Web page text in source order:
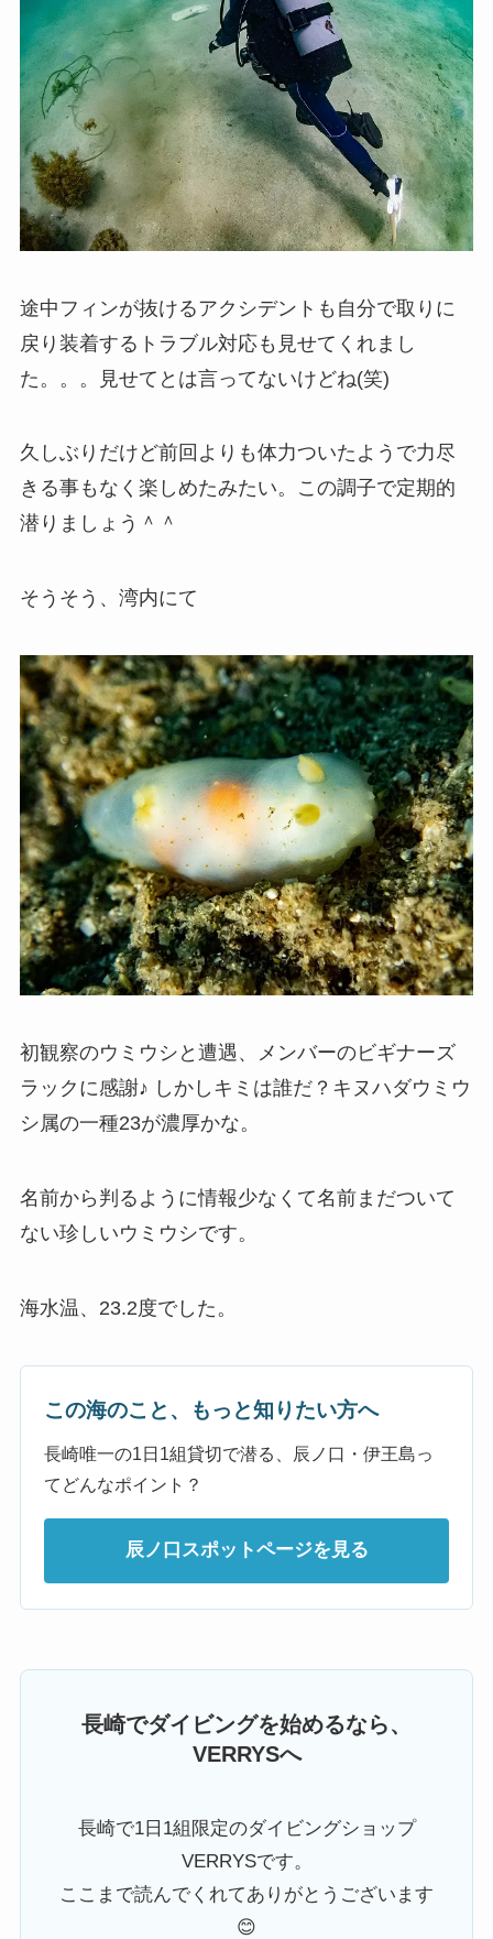
途中フィンが抜けるアクシデントも自分で取りに
戻り装着するトラブル対応も見せてくれまし
た。。。見せてとは言ってないけどね(笑)
久しぶりだけど前回よりも体力ついたようで力尽
きる事もなく楽しめたみたい。この調子で定期的
潜りましょう＾＾
そうそう、湾内にて
初観察のウミウシと遭遇、メンバーのビギナーズ
ラックに感謝♪ しかしキミは誰だ？キヌハダウミウ
シ属の一種23が濃厚かな。
名前から判るように情報少なくて名前まだついて
ない珍しいウミウシです。
海水温、23.2度でした。
この海のこと、もっと知りたい方へ
長崎唯一の1日1組貸切で潜る、辰ノ口・伊王島っ
てどんなポイント？
辰ノ口スポットページを見る
長崎でダイビングを始めるなら、
VERRYSへ
長崎で1日1組限定のダイビングショップ
VERRYSです。
ここまで読んでくれてありがとうございます
😊